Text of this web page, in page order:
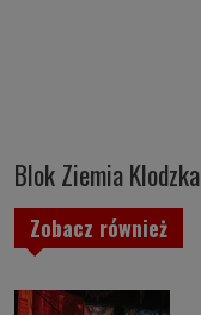
Blok Ziemia Klodzka
Zobacz również